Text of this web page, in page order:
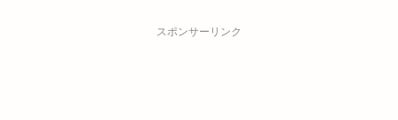
スポンサーリンク